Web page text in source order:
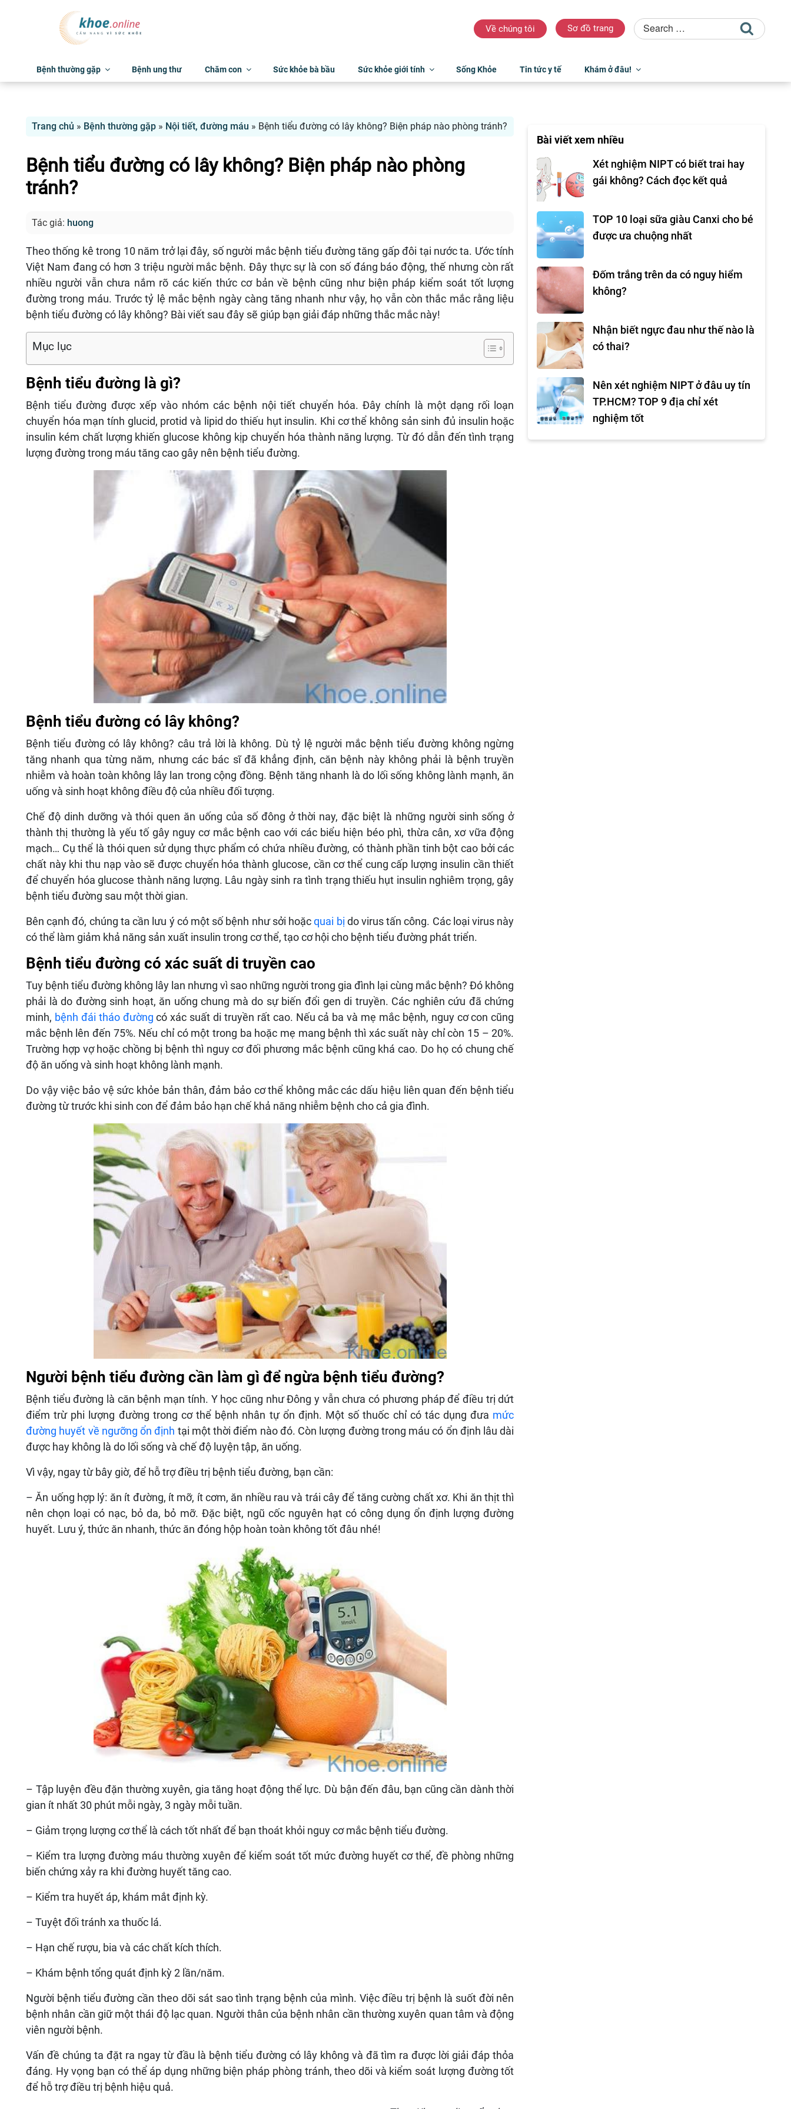
Về chúng tôi Sơ đồ trang
Bệnh thường gặp Bệnh ung thư Chăm con Sức khỏe bà bầu Sức khỏe giới tính Sống Khỏe Tin tức y tế Khám ở đâu!
Trang chủ » Bệnh thường gặp » Nội tiết, đường máu » Bệnh tiểu đường có lây không? Biện pháp nào phòng tránh?
Bệnh tiểu đường có lây không? Biện pháp nào phòng
tránh?
Tác giả: huong
Theo thống kê trong 10 năm trở lại đây, số người mắc bệnh tiểu đường tăng gấp đôi tại nước ta. Ước tính
Việt Nam đang có hơn 3 triệu người mắc bệnh. Đây thực sự là con số đáng báo động, thế nhưng còn rất
nhiều người vẫn chưa nắm rõ các kiến thức cơ bản về bệnh cũng như biện pháp kiểm soát tốt lượng
đường trong máu. Trước tỷ lệ mắc bệnh ngày càng tăng nhanh như vậy, họ vẫn còn thắc mắc rằng liệu
bệnh tiểu đường có lây không? Bài viết sau đây sẽ giúp bạn giải đáp những thắc mắc này!
Mục lục
Bệnh tiểu đường là gì?
Bệnh tiểu đường được xếp vào nhóm các bệnh nội tiết chuyển hóa. Đây chính là một dạng rối loạn
chuyển hóa mạn tính glucid, protid và lipid do thiếu hụt insulin. Khi cơ thể không sản sinh đủ insulin hoặc
insulin kém chất lượng khiến glucose không kịp chuyển hóa thành năng lượng. Từ đó dẫn đến tình trạng
lượng đường trong máu tăng cao gây nên bệnh tiểu đường.
Bệnh tiểu đường có lây không?
Bệnh tiểu đường có lây không? câu trả lời là không. Dù tỷ lệ người mắc bệnh tiểu đường không ngừng
tăng nhanh qua từng năm, nhưng các bác sĩ đã khẳng định, căn bệnh này không phải là bệnh truyền
nhiễm và hoàn toàn không lây lan trong cộng đồng. Bệnh tăng nhanh là do lối sống không lành mạnh, ăn
uống và sinh hoạt không điều độ của nhiều đối tượng.
Chế độ dinh dưỡng và thói quen ăn uống của số đông ở thời nay, đặc biệt là những người sinh sống ở
thành thị thường là yếu tố gây nguy cơ mắc bệnh cao với các biểu hiện béo phì, thừa cân, xơ vữa động
mạch… Cụ thể là thói quen sử dụng thực phẩm có chứa nhiều đường, có thành phần tinh bột cao bởi các
chất này khi thu nạp vào sẽ được chuyển hóa thành glucose, cần cơ thể cung cấp lượng insulin cần thiết
để chuyển hóa glucose thành năng lượng. Lâu ngày sinh ra tình trạng thiếu hụt insulin nghiêm trọng, gây
bệnh tiểu đường sau một thời gian.
Bên cạnh đó, chúng ta cần lưu ý có một số bệnh như sởi hoặcquai bị do virus tấn công. Các loại virus này
có thể làm giảm khả năng sản xuất insulin trong cơ thể, tạo cơ hội cho bệnh tiểu đường phát triển.
Bệnh tiểu đường có xác suất di truyền cao
Tuy bệnh tiểu đường không lây lan nhưng vì sao những người trong gia đình lại cùng mắc bệnh? Đó không
phải là do đường sinh hoạt, ăn uống chung mà do sự biến đổi gen di truyền. Các nghiên cứu đã chứng
minh, bệnh đái tháo đường có xác suất di truyền rất cao. Nếu cả ba và mẹ mắc bệnh, nguy cơ con cũng
mắc bệnh lên đến 75%. Nếu chỉ có một trong ba hoặc mẹ mang bệnh thì xác suất này chỉ còn 15 – 20%.
Trường hợp vợ hoặc chồng bị bệnh thì nguy cơ đối phương mắc bệnh cũng khá cao. Do họ có chung chế
độ ăn uống và sinh hoạt không lành mạnh.
Do vậy việc bảo vệ sức khỏe bản thân, đảm bảo cơ thể không mắc các dấu hiệu liên quan đến bệnh tiểu
đường từ trước khi sinh con để đảm bảo hạn chế khả năng nhiễm bệnh cho cả gia đình.
Người bệnh tiểu đường cần làm gì để ngừa bệnh tiểu đường?
Bệnh tiểu đường là căn bệnh mạn tính. Y học cũng như Đông y vẫn chưa có phương pháp để điều trị dứt
điểm trừ phi lượng đường trong cơ thể bệnh nhân tự ổn định. Một số thuốc chỉ có tác dụng đưa mức
đường huyết về ngưỡng ổn định tại một thời điểm nào đó. Còn lượng đường trong máu có ổn định lâu dài
được hay không là do lối sống và chế độ luyện tập, ăn uống.
Vì vậy, ngay từ bây giờ, để hỗ trợ điều trị bệnh tiểu đường, bạn cần:
– Ăn uống hợp lý: ăn ít đường, ít mỡ, ít cơm, ăn nhiều rau và trái cây để tăng cường chất xơ. Khi ăn thịt thì
nên chọn loại có nạc, bỏ da, bỏ mỡ. Đặc biệt, ngũ cốc nguyên hạt có công dụng ổn định lượng đường
huyết. Lưu ý, thức ăn nhanh, thức ăn đóng hộp hoàn toàn không tốt đâu nhé!
– Tập luyện đều đặn thường xuyên, gia tăng hoạt động thể lực. Dù bận đến đâu, bạn cũng cần dành thời
gian ít nhất 30 phút mỗi ngày, 3 ngày mỗi tuần.
– Giảm trọng lượng cơ thể là cách tốt nhất để bạn thoát khỏi nguy cơ mắc bệnh tiểu đường.
– Kiểm tra lượng đường máu thường xuyên để kiểm soát tốt mức đường huyết cơ thể, đề phòng những
biến chứng xảy ra khi đường huyết tăng cao.
– Kiểm tra huyết áp, khám mắt định kỳ.
– Tuyệt đối tránh xa thuốc lá.
– Hạn chế rượu, bia và các chất kích thích.
– Khám bệnh tổng quát định kỳ 2 lần/năm.
Người bệnh tiểu đường cần theo dõi sát sao tình trạng bệnh của mình. Việc điều trị bệnh là suốt đời nên
bệnh nhân cần giữ một thái độ lạc quan. Người thân của bệnh nhân cần thường xuyên quan tâm và động
viên người bệnh.
Vấn đề chúng ta đặt ra ngay từ đầu là bệnh tiểu đường có lây không và đã tìm ra được lời giải đáp thỏa
đáng. Hy vọng bạn có thể áp dụng những biện pháp phòng tránh, theo dõi và kiểm soát lượng đường tốt
để hỗ trợ điều trị bệnh hiệu quả.
Bài viết xem nhiều
Xét nghiệm NIPT có biết trai hay
gái không? Cách đọc kết quả
TOP 10 loại sữa giàu Canxi cho bé
được ưa chuộng nhất
Đốm trắng trên da có nguy hiểm
không?
Nhận biết ngực đau như thế nào là
có thai?
Nên xét nghiệm NIPT ở đâu uy tín
TP.HCM? TOP 9 địa chỉ xét
nghiệm tốt